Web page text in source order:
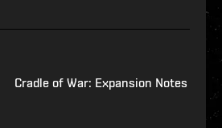
Cradle of War: Expansion Notes